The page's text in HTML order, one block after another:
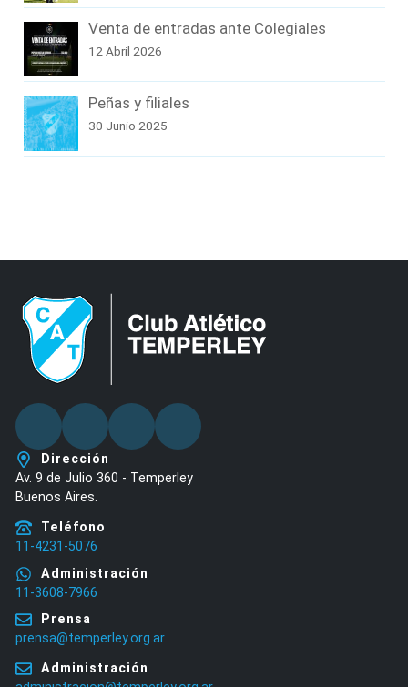
Venta de entradas ante Colegiales
12 Abril 2026
Peñas y filiales
30 Junio 2025
Facebook
Twitter
YoutubeInstagram
Dirección
Av. 9 de Julio 360 - Temperley
Buenos Aires.
Teléfono
11-4231-5076
Administración
11-3608-7966
Prensa
prensa@temperley.org.ar
Administración